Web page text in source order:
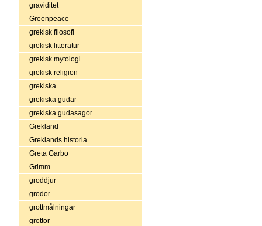
graviditet
Greenpeace
grekisk filosofi
grekisk litteratur
grekisk mytologi
grekisk religion
grekiska
grekiska gudar
grekiska gudasagor
Grekland
Greklands historia
Greta Garbo
Grimm
groddjur
grodor
grottmålningar
grottor